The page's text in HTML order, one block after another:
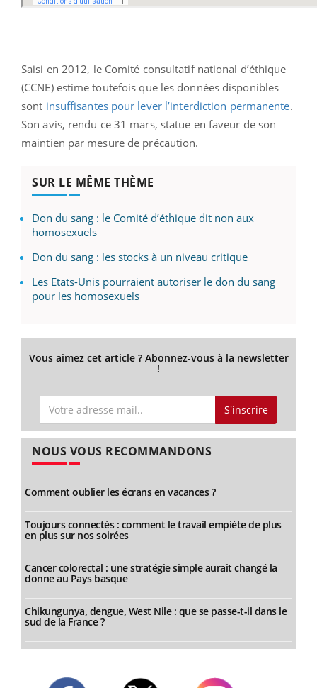
Saisi en 2012, le Comité consultatif national d’éthique
(CCNE) estime toutefois que les données disponibles
sont insuffisantes pour lever l’interdiction permanente.
Son avis, rendu ce 31 mars, statue en faveur de son
maintien par mesure de précaution.
SUR LE MÊME THÈME
Don du sang : le Comité d’éthique dit non aux
homosexuels
Don du sang : les stocks à un niveau critique
Les Etats-Unis pourraient autoriser le don du sang
pour les homosexuels
Vous aimez cet article ? Abonnez-vous à la newsletter
!
S'inscrire
NOUS VOUS RECOMMANDONS
Comment oublier les écrans en vacances ?
Toujours connectés : comment le travail empiète de plus
en plus sur nos soirées
Cancer colorectal : une stratégie simple aurait changé la
donne au Pays basque
Chikungunya, dengue, West Nile : que se passe-t-il dans le
sud de la France ?